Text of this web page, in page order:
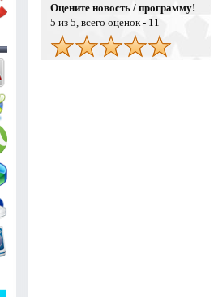
Оцените новость / программу!
5 из 5, всего оценок - 11